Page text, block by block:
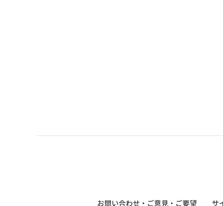
お問い合わせ・ご意見・ご要望 サ